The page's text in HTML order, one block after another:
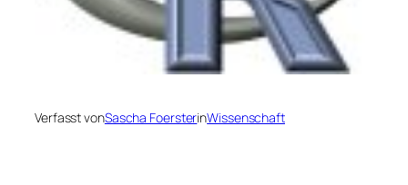
Verfasst vonSascha FoersterinWissenschaft